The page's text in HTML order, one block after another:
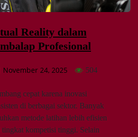
Reality dalam
Profesional
November 24, 2025 504
cepat karena inovasi
di berbagai sektor. Banyak
metode latihan lebih efisien
kompetisi tinggi. Selain